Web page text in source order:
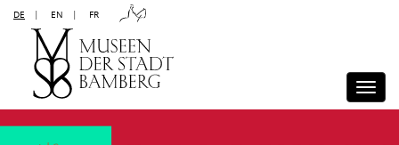
DE EN FR
Kontakt Sitemap Impressum
Disclaimer
Presse